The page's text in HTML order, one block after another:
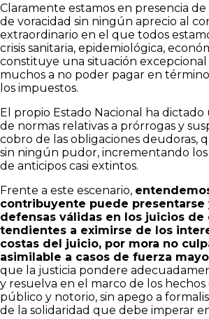
Claramente estamos en presencia
de voracidad sin ningún aprecio al
extraordinario en el que todos
crisis sanitaria, epidemiológica,
constituye una situación
muchos a no poder pagar en
los impuestos.
El propio Estado Nacional ha
de normas relativas a prórrogas y
cobro de las obligaciones deudoras,
sin ningún pudor, incrementando los
de anticipos casi extintos.
Frente a este escenario,
contribuyente puede presentarse
defensas válidas en los juicios de
tendientes a eximirse de los
costas del juicio, por mora no
asimilable a casos de fuerza
que la justicia pondere
y resuelva en el marco de los
público y notorio, sin apego a
de la solidaridad que debe imperar